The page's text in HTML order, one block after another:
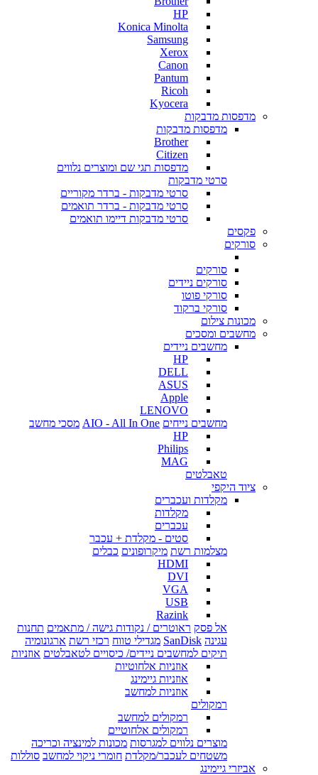
HP
Konica Minolta
Samsung
Xerox
Canon
Pantum
Ricoh
Kyocera
מדפסות מדבקות
מדפסות מדבקות
Brother
Citizen
מדפסות תגי שם ומוצרים נלווים
סרטי מדבקות
סרטי מדבקות - ברדר מקוריים
סרטי מדבקות - ברדר תואמים
סרטי מדבקות דיימו תואמים
פקסים
סורקים
סורקים
סורקים ניידים
סורקי פוטו
סורקי ברקוד
מכונות צילום
מחשבים ומסכים
מחשבים ניידים
HP
DELL
ASUS
Apple
LENOVO
מחשבים נייחים AIO - All In One מסכי מחשב
HP
Philips
MAG
טאבלטים
ציוד היקפי
מקלדות ועכברים
מקלדות
עכברים
סטים - מקלדת + עכבר
מצלמות רשת מיקרופונים כבלים
HDMI
DVI
VGA
USB
Razink
אל פסק ראוטרים / נקודות גישה / מתאמים תחנות
עגינה SanDisk מגדילי טווח רכזי רשת ארגונומיה
תיקים למחשבים ניידים/ כיסויים לטאבלטים אוזניות
אוזניות אלחוטיות
אוזניות גיימינג
אוזניות למחשב
רמקולים
רמקולים למחשב
רמקולים אלחוטיים
מוצרים נלווים למגרסות מכונות למינציה וכריכה
משטחים לעכבר/מקלדת חומרי ניקוי למחשב סוללות
אביזרי גיימינג